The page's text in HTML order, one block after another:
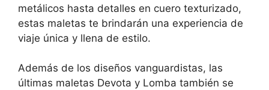
metálicos hasta detalles en cuero texturizado,
estas maletas te brindarán una experiencia de
viaje única y llena de estilo.
Además de los diseños vanguardistas, las
últimas maletas Devota y Lomba también se